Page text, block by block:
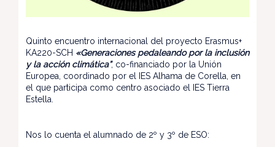
Quinto encuentro internacional del proyecto Erasmus+
KA220-SCH «Generaciones pedaleando por la inclusión
y la acción climática”, co-financiado por la Unión
Europea, coordinado por el IES Alhama de Corella, en
el que participa como centro asociado el IES Tierra
Estella.
Nos lo cuenta el alumnado de 2º y 3º de ESO: